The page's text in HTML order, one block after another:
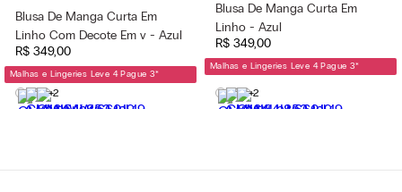
Blusa De Manga Curta Em
Linho Com Decote Em v - Azul
R$ 349,00
Malhas e Lingeries Leve 4 Pague 3*
+2
Blusa De Manga Curta Em
Linho - Azul
R$ 349,00
Malhas e Lingeries Leve 4 Pague 3*
+2